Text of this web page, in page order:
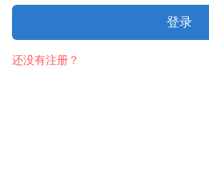
登录
还没有注册？